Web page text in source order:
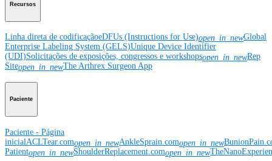
Recursos
Linha direta de codificaçãoeDFUs (Instructions for Use)open_in_newGlobal
Enterprise Labeling System (GELS)Unique Device Identifier
(UDI)Solicitações de exposições, congressos e workshopsopen_in_newRep
Siteopen_in_newThe Arthrex Surgeon App
Paciente
Paciente - Página
inicialACLTear.comopen_in_newAnkleSprain.comopen_in_new
Patientopen_in_newShoulderReplacement.comopen_in_new